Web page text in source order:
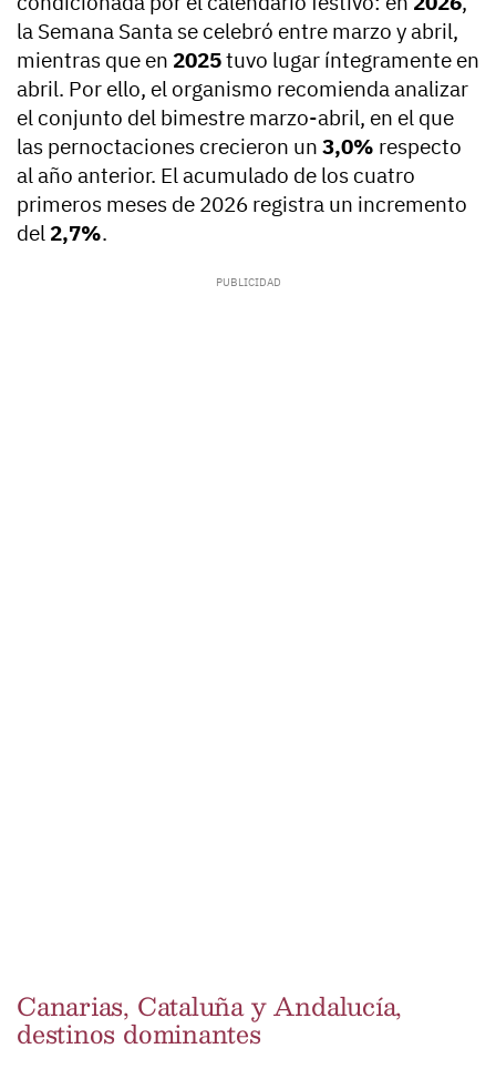
la Semana Santa se celebró entre marzo y abril,
mientras que en 2025tuvo lugar íntegramente en
abril. Por ello, el organismo recomienda analizar
el conjunto del bimestre marzo-abril, en el que
las pernoctaciones crecieron un 3,0% respecto
al año anterior. El acumulado de los cuatro
primeros meses de 2026 registra un incremento
del 2,7%.
Canarias, Cataluña y Andalucía,
destinos dominantes